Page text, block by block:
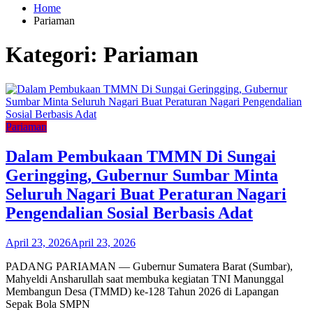
Home
Pariaman
Kategori: Pariaman
Pariaman
Dalam Pembukaan TMMN Di Sungai
Geringging, Gubernur Sumbar Minta
Seluruh Nagari Buat Peraturan Nagari
Pengendalian Sosial Berbasis Adat
April 23, 2026April 23, 2026
PADANG PARIAMAN — Gubernur Sumatera Barat (Sumbar),
Mahyeldi Ansharullah saat membuka kegiatan TNI Manunggal
Membangun Desa (TMMD) ke-128 Tahun 2026 di Lapangan
Sepak Bola SMPN